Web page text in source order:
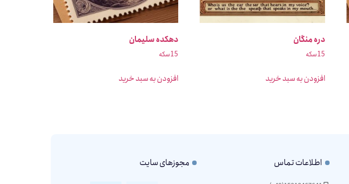
دره منگان
15سکه
افزودن به سبد خرید
دهکده سلیمان
15سکه
افزودن به سبد خرید
اطلاعات تماس مجوزهای سایت